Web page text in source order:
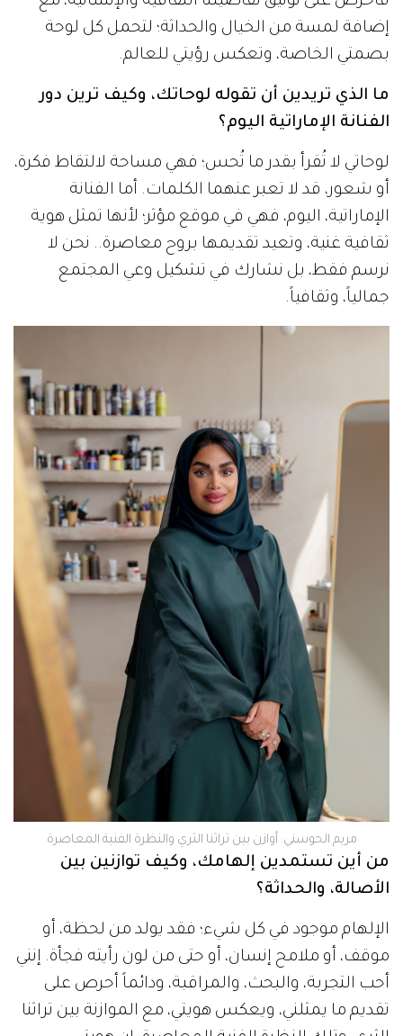
إضافة لمسة من الخيال والحداثة؛ لتحمل كل لوحة
بصمتي الخاصة، وتعكس رؤيتي للعالم.
ما الذي تريدين أن تقوله لوحاتك، وكيف ترين دور
الفنانة الإماراتية اليوم؟
لوحاتي لا تُقرأ بقدر ما تُحس؛ فهي مساحة لالتقاط فكرة،
أو شعور، قد لا تعبر عنهما الكلمات. أما الفنانة
الإماراتية، اليوم، فهي في موقع مؤثر؛ لأنها تمثل هوية
ثقافية غنية، وتعيد تقديمها بروح معاصرة.. نحن لا
نرسم فقط، بل نشارك في تشكيل وعي المجتمع
جمالياً، وثقافياً.
مريم الحوسني: أوازن بين تراثنا الثري والنظرة الفنية المعاصرة
من أين تستمدين إلهامك، وكيف توازنين بين
الأصالة، والحداثة؟
الإلهام موجود في كل شيء؛ فقد يولد من لحظة، أو
موقف، أو ملامح إنسان، أو حتى من لون رأيته فجأة. إنني
أحب التجربة، والبحث، والمراقبة، ودائماً أحرص على
تقديم ما يمثلني، ويعكس هويتي، مع الموازنة بين تراثنا